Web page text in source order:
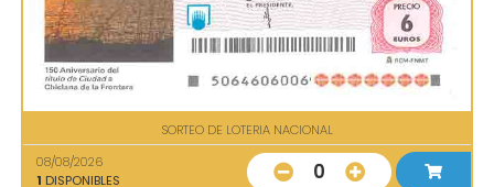
SORTEO DE LOTERIA NACIONAL
08/08/2026
1 DISPONIBLES 0